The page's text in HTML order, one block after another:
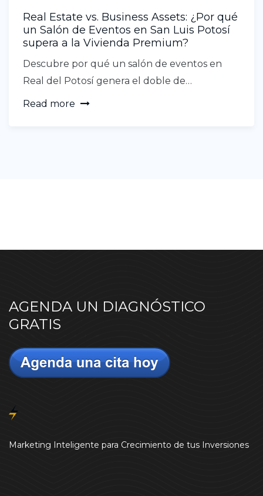
Real Estate vs. Business Assets: ¿Por qué
un Salón de Eventos en San Luis Potosí
supera a la Vivienda Premium?
Descubre por qué un salón de eventos en
Real del Potosí genera el doble de…
Read more
AGENDA UN DIAGNÓSTICO
GRATIS
Marketing Inteligente para Crecimiento de tus Inversiones